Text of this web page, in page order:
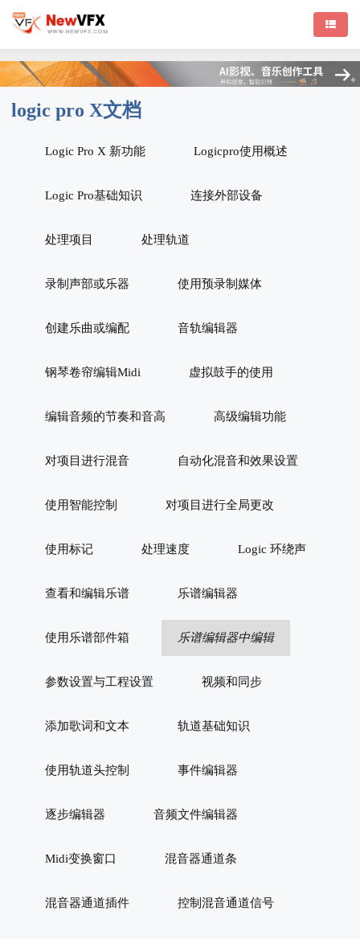
logic pro X文档
Logic Pro X 新功能 Logicpro使用概述
Logic Pro基础知识 连接外部设备
处理项目 处理轨道
录制声部或乐器 使用预录制媒体
创建乐曲或编配 音轨编辑器
钢琴卷帘编辑Midi 虚拟鼓手的使用
编辑音频的节奏和音高 高级编辑功能
对项目进行混音 自动化混音和效果设置
使用智能控制 对项目进行全局更改
使用标记 处理速度 Logic 环绕声
查看和编辑乐谱 乐谱编辑器
使用乐谱部件箱 乐谱编辑器中编辑
参数设置与工程设置 视频和同步
添加歌词和文本 轨道基础知识
使用轨道头控制 事件编辑器
逐步编辑器 音频文件编辑器
Midi变换窗口 混音器通道条
混音器通道插件 控制混音通道信号